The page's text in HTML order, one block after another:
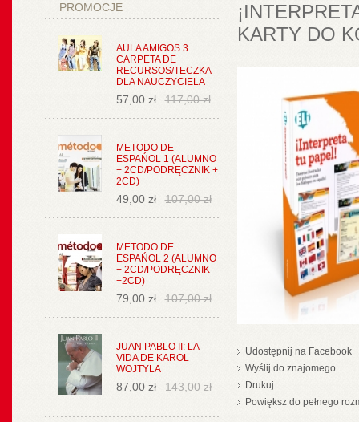
PROMOCJE
AULA AMIGOS 3
CARPETA DE
RECURSOS/TECZKA
DLA NAUCZYCIELA
57,00 zł 117,00 zł
METODO DE
ESPAŃOL 1 (ALUMNO
+ 2CD/PODRĘCZNIK +
2CD)
49,00 zł 107,00 zł
METODO DE
ESPAŃOL 2 (ALUMNO
+ 2CD/PODRĘCZNIK
+2CD)
79,00 zł 107,00 zł
JUAN PABLO II: LA
VIDA DE KAROL
WOJTYLA
87,00 zł 143,00 zł
KARTY DO
Udostępnij na Facebook
Wyślij do znajomego
Drukuj
Powiększ do pełnego